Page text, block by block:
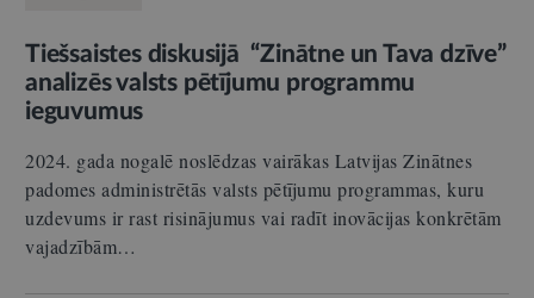
Tiešsaistes diskusijā “Zinātne un Tava dzīve”
analizēs valsts pētījumu programmu
ieguvumus
2024. gada nogalē noslēdzas vairākas Latvijas Zinātnes
padomes administrētās valsts pētījumu programmas, kuru
uzdevums ir rast risinājumus vai radīt inovācijas konkrētām
vajadzībām…